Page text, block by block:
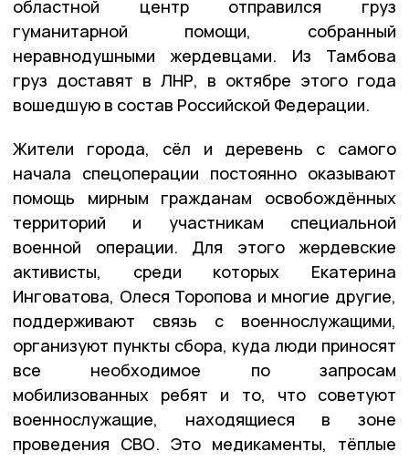
областной центр отправился груз
гуманитарной помощи, собранный
неравнодушными жердевцами. Из Тамбова
груз доставят в ЛНР, в октябре этого года
вошедшую в состав Российской Федерации.
Жители города, сёл и деревень с самого
начала спецоперации постоянно оказывают
помощь мирным гражданам освобождённых
территорий и участникам специальной
военной операции. Для этого жердевские
активисты, среди которых Екатерина
Инговатова, Олеся Торопова и многие другие,
поддерживают связь с военнослужащими,
организуют пункты сбора, куда люди приносят
все необходимое по запросам
мобилизованных ребят и то, что советуют
военнослужащие, находящиеся в зоне
проведения СВО. Это медикаменты, тёплые